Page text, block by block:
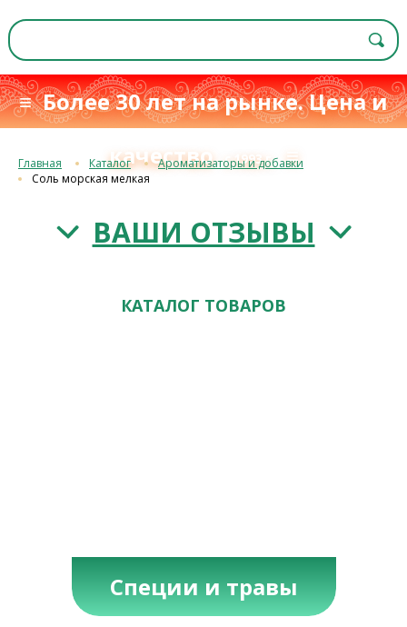
≡ Более 30 лет на рынке. Цена и
качествос 1993 г.≡
Главная Каталог
Ароматизаторы и добавки
Соль морская мелкая
ВАШИ ОТЗЫВЫ
КАТАЛОГ ТОВАРОВ
Специи и травы